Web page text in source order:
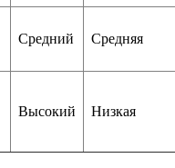
Средний Средняя
Высокий Низкая